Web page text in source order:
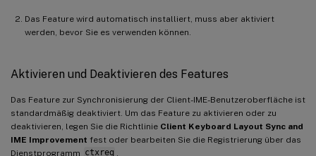
Das Feature wird automatisch installiert, muss aber aktiviert
werden, bevor Sie es verwenden können.
Aktivieren und Deaktivieren des Features
Das Feature zur Synchronisierung der Client-IME-Benutzeroberfläche ist
standardmäßig deaktiviert. Um das Feature zu aktivieren oder zu
deaktivieren, legen Sie die Richtlinie Client Keyboard Layout Sync and
IME Improvement fest oder bearbeiten Sie die Registrierung über das
Dienstprogramm ctxreg